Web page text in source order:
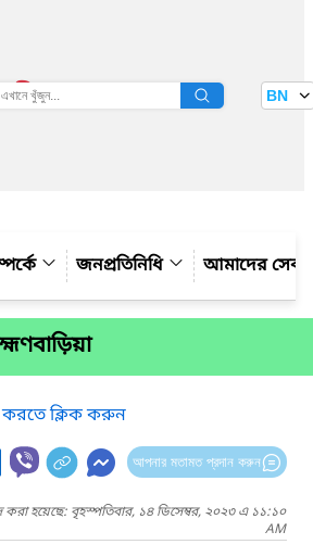
তথ্য বাতায়ন BN
জনপ্রতিনিধি আমাদের সেবা
করতে ক্লিক করুন
আপনার মতামত প্রদান করুন
করা হয়েছে: বৃহস্পতিবার, ১৪ ডিসেম্বর, ২০২৩ এ ১১:১০
AM